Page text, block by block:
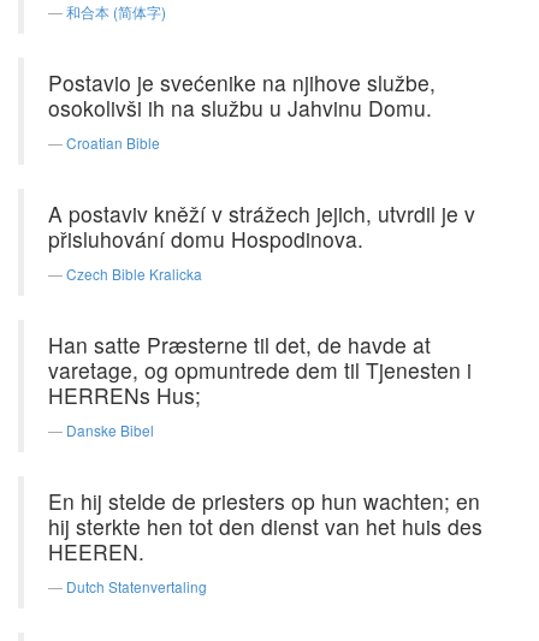
和合本 (简体字)
Postavio je svećenike na njihove službe,
osokolivši ih na službu u Jahvinu Domu.
Croatian Bible
A postaviv kněží v strážech jejich, utvrdil je v
přisluhování domu Hospodinova.
Czech Bible Kralicka
Han satte Præsterne til det, de havde at
varetage, og opmuntrede dem til Tjenesten i
HERRENs Hus;
Danske Bibel
En hij stelde de priesters op hun wachten; en
hij sterkte hen tot den dienst van het huis des
HEEREN.
Dutch Statenvertaling